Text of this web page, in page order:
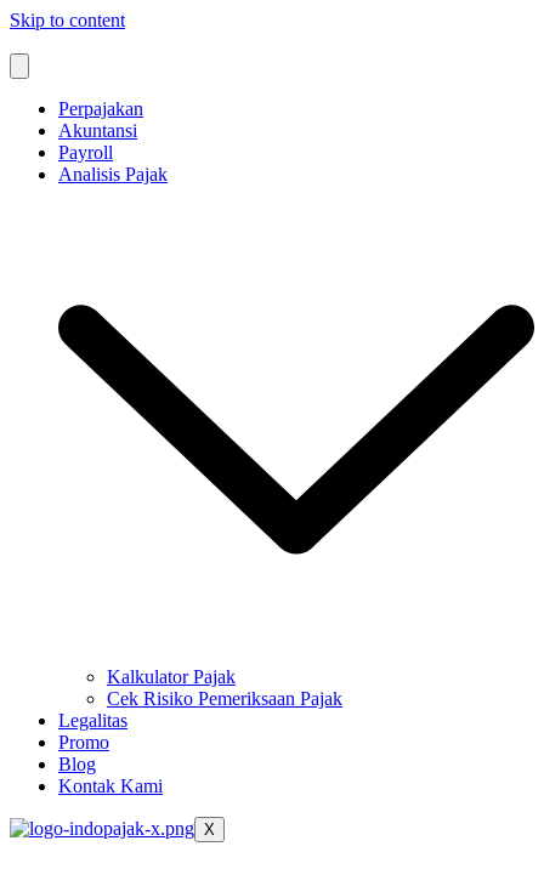
Skip to content
Perpajakan
Akuntansi
Payroll
Analisis Pajak
Kalkulator Pajak
Cek Risiko Pemeriksaan Pajak
Legalitas
Promo
Blog
Kontak Kami
X